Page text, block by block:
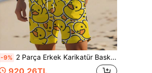
-9% 2 Parça Erkek Karikatür Baskılı Ön Düğmeli Kısa Kollu Gömlek ve Cepli Şort Günlük Takım, Rahat Kıyafetler